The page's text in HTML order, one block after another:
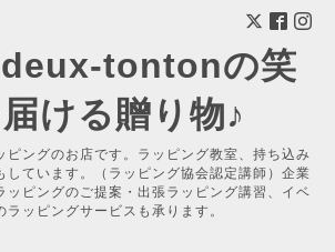
tontonの笑
ける贈り物♪
ピングのお店です。ラッピング教室、持ち込み
しています。（ラッピング協会認定講師）企業
ッピングのご提案・出張ラッピング講習、イベ
ラッピングサービスも承ります。